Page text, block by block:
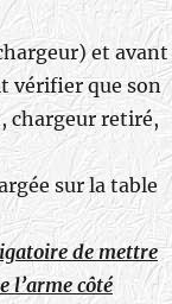
et avant
vérifier que son
chargeur retiré,
sur la table
de mettre
l’arme côté